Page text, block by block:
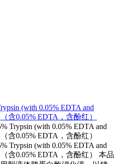
(with 0.05% EDTA and
含0.05% EDTA，含酚红）
Trypsin (with 0.05% EDTA and
含0.05% EDTA，含酚红）
Trypsin (with 0.05% EDTA and
（含0.05% EDTA，含酚红） 本品